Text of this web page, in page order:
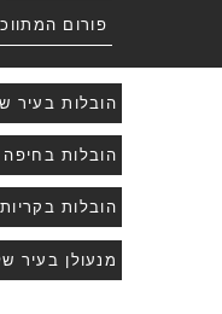
פורום
הובלות בעיר
הובלות בחיפה
הובלות בקריות
מנעולן בעיר